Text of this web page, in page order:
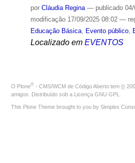
por Cláudia Regina — publicado04/
modificação17/09/2025 08:02 —
Educação Básica, Evento público,
Localizado em EVENTOS
O Plone® - CMS/WCM de Código Aberto tem ©
amigos. Distribuído sob a Licença GNU GPL
This Plone Theme brought to you by Simples